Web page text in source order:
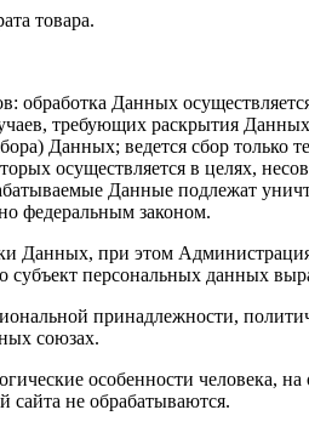
товара.
Данных
требующих раскрытия
Данных; ведется сбор
осуществляется в целях,
Данные подлежат
федеральным законом.
при этом Администрация
персональных данных
принадлежности,
союзах.
особенности человека,
сайта не обрабатываются.